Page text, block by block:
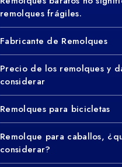
remolques frágiles.
Fabricante de Remolques
Precio de los remolques y
considerar
Remolques para bicicletas
Remolque para caballos,
considerar?